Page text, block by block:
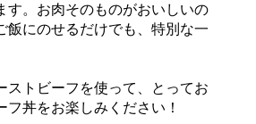
す。お肉そのものがおいしいの
飯にのせるだけでも、特別な一
ストビーフを使って、とってお
フ丼をお楽しみください！